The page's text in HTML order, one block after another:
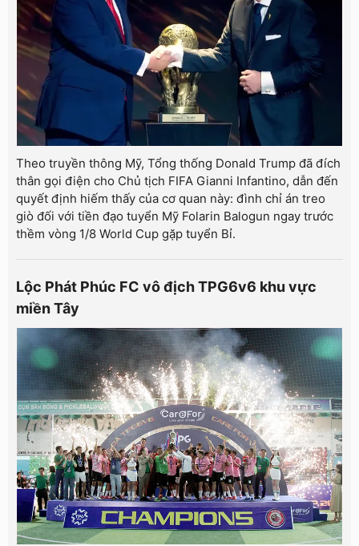
Theo truyền thông Mỹ, Tổng thống Donald Trump đã đích
thân gọi điện cho Chủ tịch FIFA Gianni Infantino, dẫn đến
quyết định hiếm thấy của cơ quan này: đình chỉ án treo
giò đối với tiền đạo tuyển Mỹ Folarin Balogun ngay trước
thềm vòng 1/8 World Cup gặp tuyển Bỉ.
Lộc Phát Phúc FC vô địch TPG6v6 khu vực
miền Tây